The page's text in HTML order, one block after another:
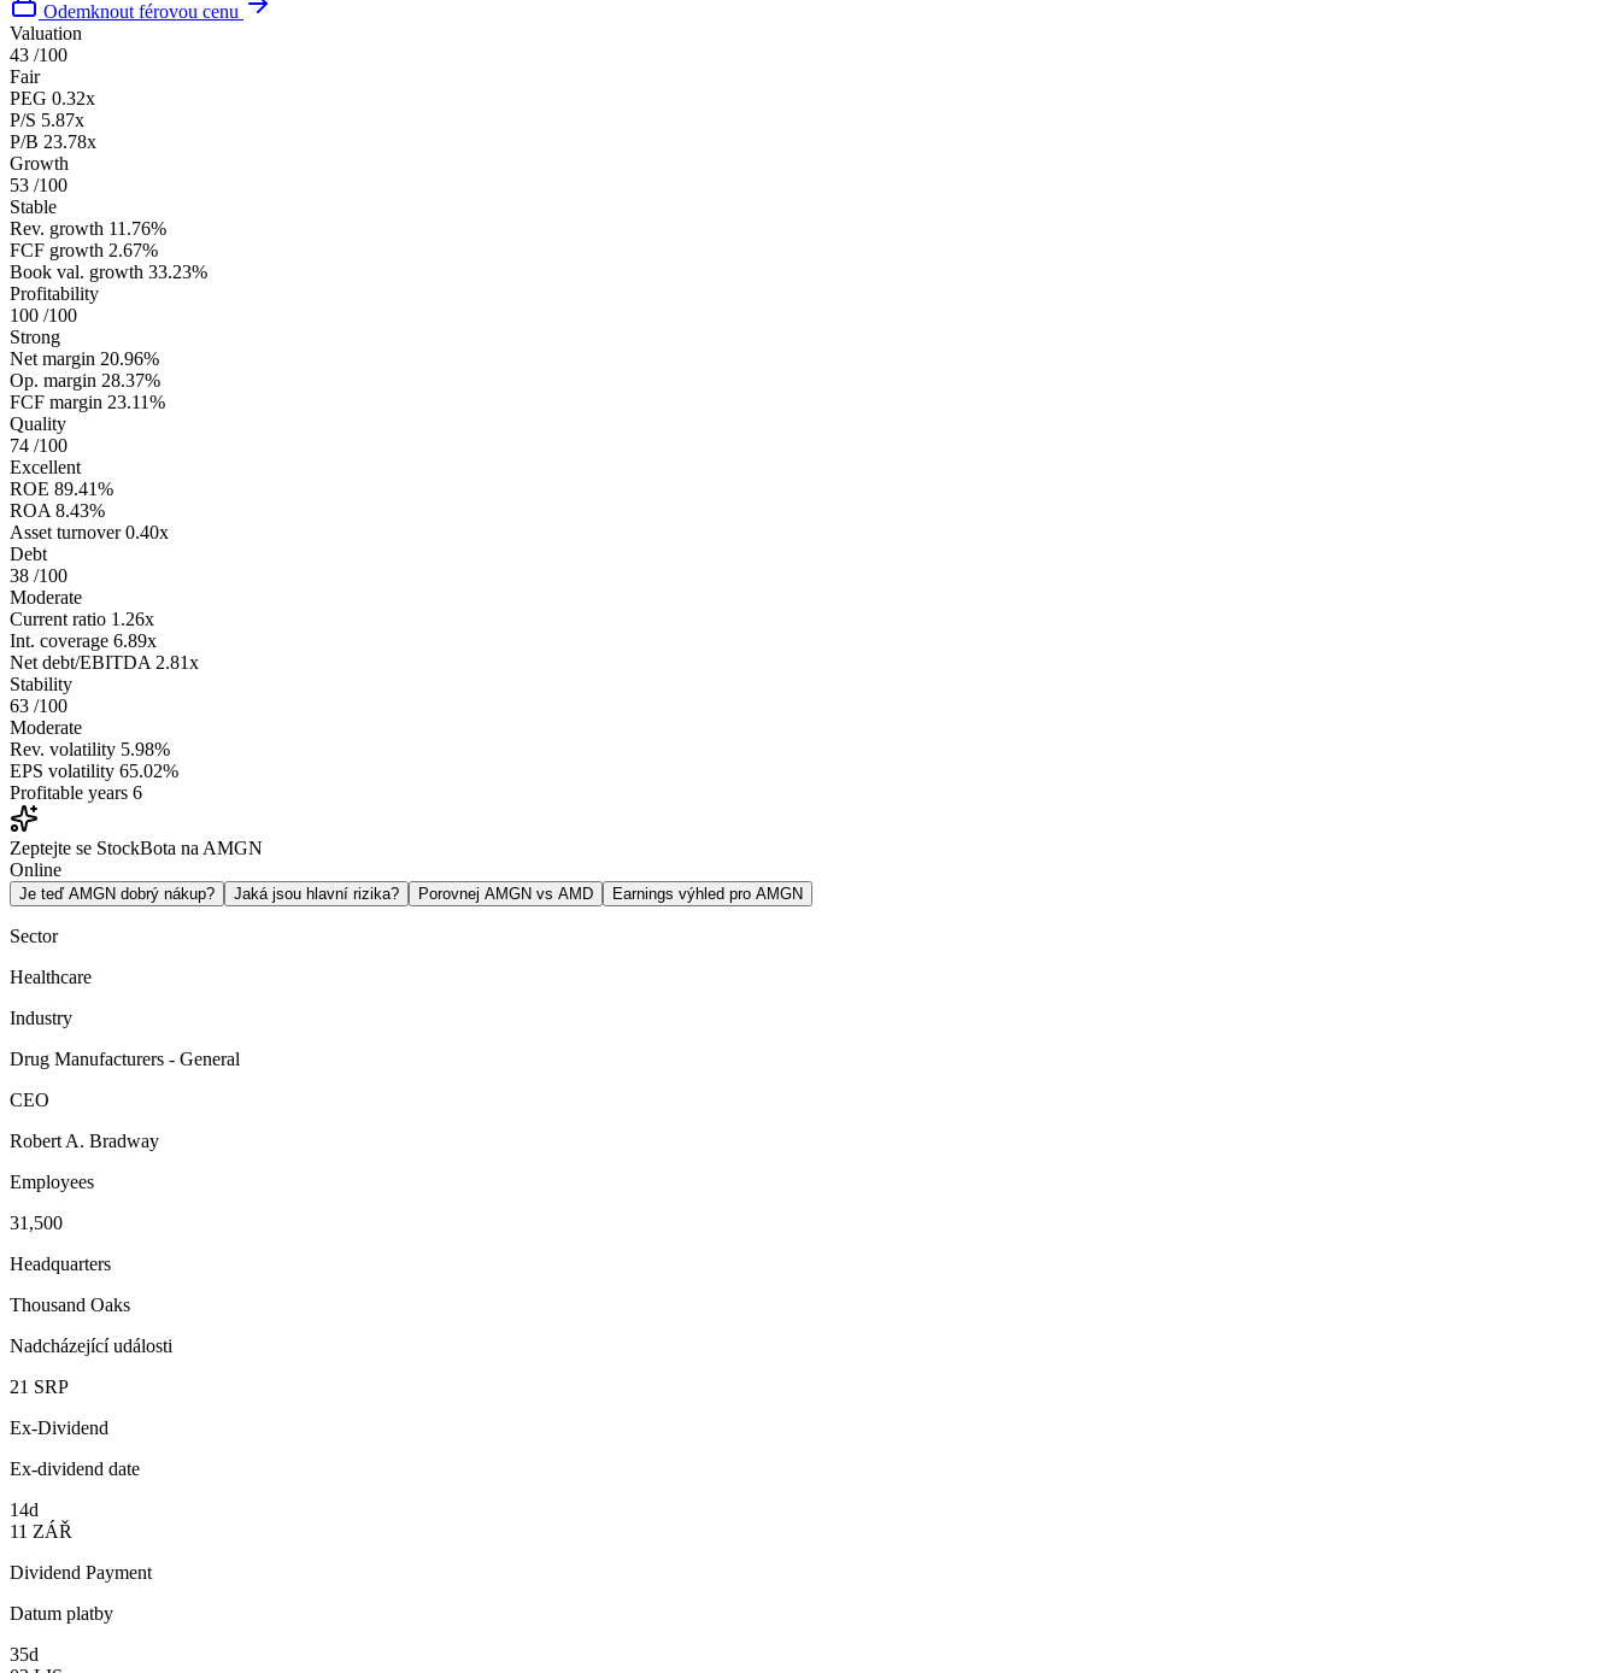
Odemknout férovou cenu
Valuation
43 /100
Fair
PEG 0.32x
P/S 5.87x
P/B 23.78x
Growth
53 /100
Stable
Rev. growth 11.76%
FCF growth 2.67%
Book val. growth 33.23%
Profitability
100 /100
Strong
Net margin 20.96%
Op. margin 28.37%
FCF margin 23.11%
Quality
74 /100
Excellent
ROE 89.41%
ROA 8.43%
Asset turnover 0.40x
Debt
38 /100
Moderate
Current ratio 1.26x
Int. coverage 6.89x
Net debt/EBITDA 2.81x
Stability
63 /100
Moderate
Rev. volatility 5.98%
EPS volatility 65.02%
Profitable years 6
Zeptejte se StockBota na AMGN
Online
Je teď AMGN dobrý nákup? Jaká jsou hlavní rizika? Porovnej AMGN vs AMD Earnings výhled pro AMGN
Sector
Healthcare
Industry
Drug Manufacturers - General
CEO
Robert A. Bradway
Employees
31,500
Headquarters
Thousand Oaks
Nadcházející události
21 SRP
Ex-Dividend
Ex-dividend date
14d
11 ZÁŘ
Dividend Payment
Datum platby
35d